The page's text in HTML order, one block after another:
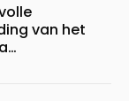
van het